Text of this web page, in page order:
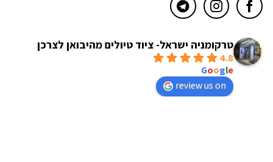
טרקומניה ישראל- ציוד טיולים מהיבואן לצרכן
4.8
Google
review us on